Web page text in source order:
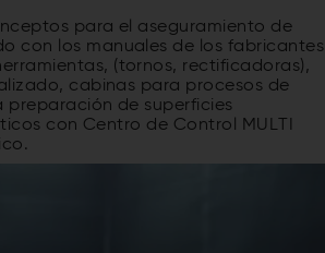
para el aseguramiento de
con los manuales de los fabricantes
(tornos, rectificadoras),
cabinas para procesos de
de superficies
con Centro de Control MULTI